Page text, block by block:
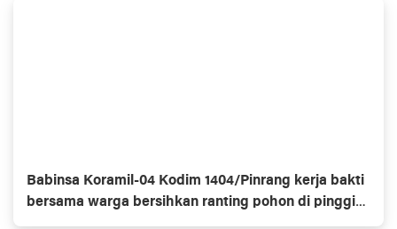
Babinsa Koramil-04 Kodim 1404/Pinrang kerja bakti
bersama warga bersihkan ranting pohon di pinggir
jalan